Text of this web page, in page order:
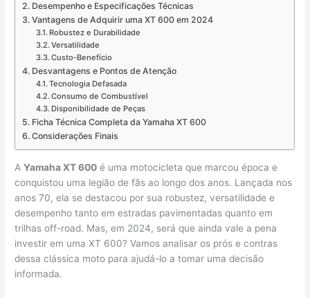
Desempenho e Especificações Técnicas
Vantagens de Adquirir uma XT 600 em 2024
Robustez e Durabilidade
Versatilidade
Custo-Benefício
Desvantagens e Pontos de Atenção
Tecnologia Defasada
Consumo de Combustível
Disponibilidade de Peças
Ficha Técnica Completa da Yamaha XT 600
Considerações Finais
AYamaha XT 600 é uma motocicleta que marcou época e
conquistou uma legião de fãs ao longo dos anos. Lançada nos
anos 70, ela se destacou por sua robustez, versatilidade e
desempenho tanto em estradas pavimentadas quanto em
trilhas off-road. Mas, em 2024, será que ainda vale a pena
investir em uma XT 600? Vamos analisar os prós e contras
dessa clássica moto para ajudá-lo a tomar uma decisão
informada.